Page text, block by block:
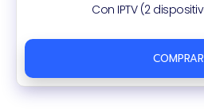
Con IPTV (2
COMPRAR